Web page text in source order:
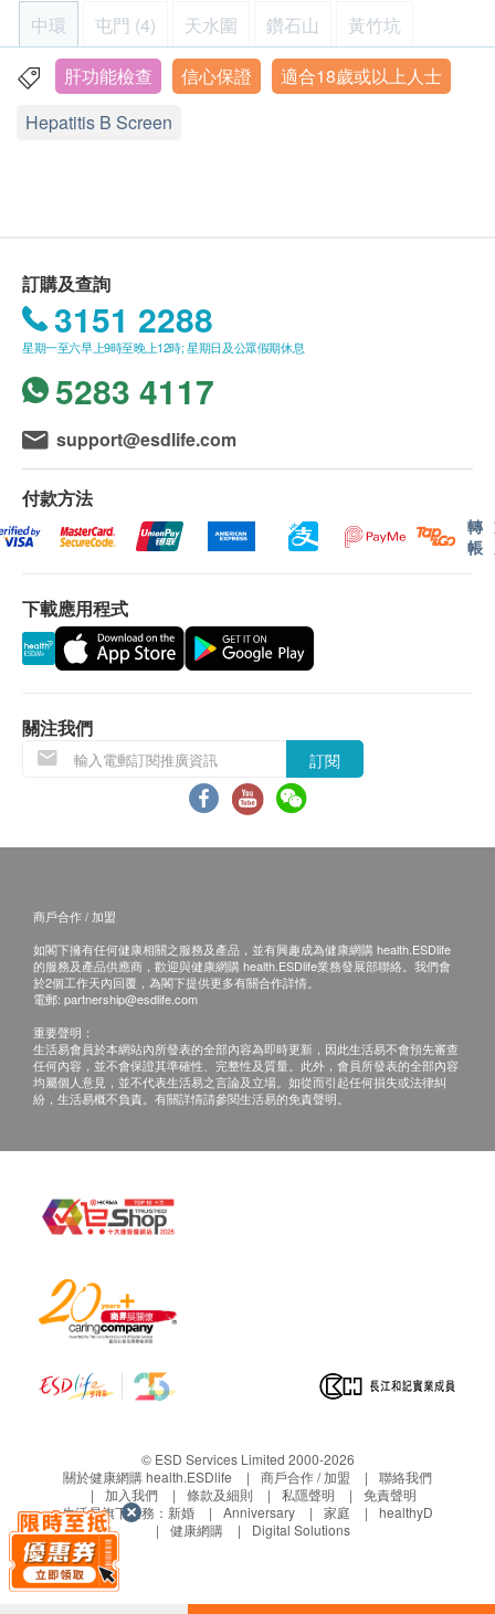
(由確認付款日期起計) 接受有關檢查，客戶需提前
1個月預約相關檢查，逾期作廢。
疫苗注射（不包括新冠疫苗相關計劃）：
此項交易必須經醫生評估是否適合進行疫苗注射。
報告：
進行健康檢查後，一般情況下，需大概7-10個工作
天跟進檢查報告， 工作天不包括星期六、日及公
眾假期。 輪侯報告講解時間會因應不同情況 (如個
別化驗項目所需時間或客人指明特定時段) 而有所
解報告)
A. 本地/海外客戶
(1) 親身領取：親身前往各診所
(2) 電話講解報告 (自取報告)
(1) 親身領取：親身前往檢驗中心
(2) 客人另回電聽取報告 (自取報告)
如果客戶已完成電話或面解服務,若再要求講解,需
另外收取$230解析報告費。
客戶若體檢後3個月內不提取報告，所有報告一律
作銷毀處理及不會存底，客戶如需額外索取報告複
印本 (體檢後3個月內)，將收取$150行政費。注
如有爭議，健康網購health.ESDlife 及莊柏醫療保
留最後決定權。
免責聲明：
所有健康檢查/服務並非作為醫務診斷或治療用
途。當閣下身體健康出現任何疾病徵兆時，應立即
有關此服務/產品的錯漏或延誤，或因使用此服務/
網購health.ESDlife概不負責。一切有關的索償或
查詢，須向提供服務之體檢中心或商戶提出。
中環
屯門 (4) 天水圍 鑽石山 黃竹坑
元朗 旺角 佐敦 荃灣 上水
中環干諾道中30-32號莊士大廈1樓101室
肝功能檢查 信心保證
適合18歲或以上人士
Hepatitis B Screen
訂購及查詢
3151 2288
星期一至六早上9時至晚上12時; 星期日及公眾假期休息
5283 4117
support@esdlife.com
付款方法
轉
帳
下載應用程式
關注我們
訂閱
商戶合作 / 加盟
如閣下擁有任何健康相關之服務及產品，並有興趣成為健康網購 health.ESDlife
的服務及產品供應商，歡迎與健康網購 health.ESDlife業務發展部聯絡。我們會
於2個工作天內回覆，為閣下提供更多有關合作詳情。
電郵: partnership@esdlife.com
重要聲明：
生活易會員於本網站內所發表的全部內容為即時更新，因此生活易不會預先審查
任何內容，並不會保證其準確性、完整性及質量。此外，會員所發表的全部內容
均屬個人意見，並不代表生活易之言論及立場。如從而引起任何損失或法律糾
紛，生活易概不負責。有關詳情請參閱生活易的免責聲明。
© ESD Services Limited 2000-2026
關於健康網購 health.ESDlife
商戶合作 / 加盟
聯絡我們
加入我們
條款及細則 私隱聲明
免責聲明
生活易旗下業務： 新婚 Anniversary 家庭
healthyD
健康網購
Digital Solutions